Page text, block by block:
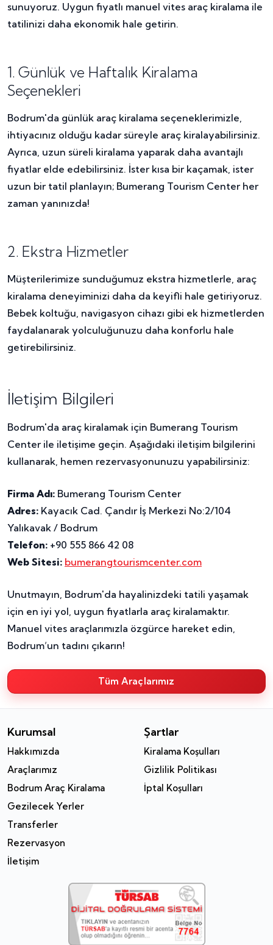
sunuyoruz. Uygun fiyatlı manuel vites araç kiralama ile
tatilinizi daha ekonomik hale getirin.
1. Günlük ve Haftalık Kiralama
Seçenekleri
Bodrum'da günlük araç kiralama seçeneklerimizle,
ihtiyacınız olduğu kadar süreyle araç kiralayabilirsiniz.
Ayrıca, uzun süreli kiralama yaparak daha avantajlı
fiyatlar elde edebilirsiniz. İster kısa bir kaçamak, ister
uzun bir tatil planlayın; Bumerang Tourism Center her
zaman yanınızda!
2. Ekstra Hizmetler
Müşterilerimize sunduğumuz ekstra hizmetlerle, araç
kiralama deneyiminizi daha da keyifli hale getiriyoruz.
Bebek koltuğu, navigasyon cihazı gibi ek hizmetlerden
faydalanarak yolculuğunuzu daha konforlu hale
getirebilirsiniz.
İletişim Bilgileri
Bodrum'da araç kiralamak için Bumerang Tourism
Center ile iletişime geçin. Aşağıdaki iletişim bilgilerini
kullanarak, hemen rezervasyonunuzu yapabilirsiniz:
Firma Adı: Bumerang Tourism Center
Adres: Kayacık Cad. Çandır İş Merkezi No:2/104
Yalıkavak / Bodrum
Telefon: +90 555 866 42 08
Web Sitesi: bumerangtourismcenter.com
Unutmayın, Bodrum'da hayalinizdeki tatili yaşamak
için en iyi yol, uygun fiyatlarla araç kiralamaktır.
Manuel vites araçlarımızla özgürce hareket edin,
Bodrum’un tadını çıkarın!
Tüm Araçlarımız
Kurumsal
Hakkımızda
Araçlarımız
Bodrum Araç Kiralama
Gezilecek Yerler
Transferler
Rezervasyon
İletişim
Şartlar
Kiralama Koşulları
Gizlilik Politikası
İptal Koşulları